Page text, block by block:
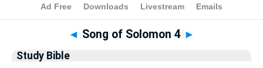
Bible>Study Bible > Songs 4
◄ Song of Solomon 4 ►
Study Bible